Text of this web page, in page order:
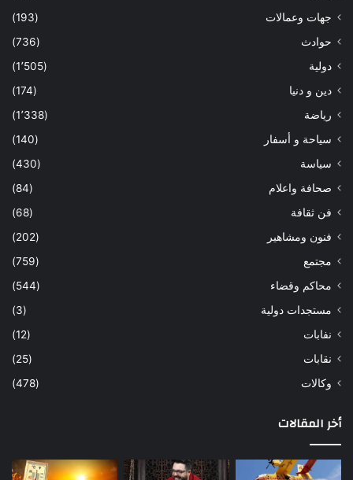
جهات وعمالات
(193)
حوادث
(736)
دولية
(1٬505)
دين و دنيا
(174)
رياضة
(1٬338)
سياحة و أسفار
(140)
سياسة
(430)
صحافة واعلام
(84)
فن ثقافة
(68)
فنون ومشاهير
(202)
مجتمع
(759)
محاكم وقضاء
(544)
مستجدات دولية
(3)
نفابات
(12)
نقابات
(25)
وكالات
(478)
أخر المقالات